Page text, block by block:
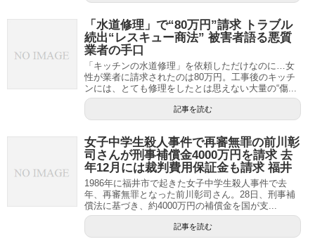
「水道修理」で“80万円”請求 トラブル
続出“レスキュー商法” 被害者語る悪質
業者の手口
「キッチンの水道修理」を依頼しただけなのに…女
性が業者に請求されたのは80万円。工事後のキッチ
ンには、とても修理をしたとは思えない大量の“傷...
記事を読む
女子中学生殺人事件で再審無罪の前川彰
司さんが刑事補償金4000万円を請求 去
年12月には裁判費用保証金も請求 福井
1986年に福井市で起きた女子中学生殺人事件で去
年、再審無罪となった前川彰司さん。28日、刑事補
償法に基づき、約4000万円の補償金を国が支...
記事を読む